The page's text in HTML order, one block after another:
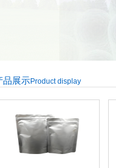
品展示Product display